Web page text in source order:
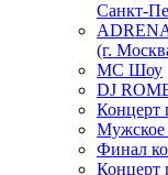
Санкт-
(г.
MC Шоу
DJ
Концерт
Мужское
Финал